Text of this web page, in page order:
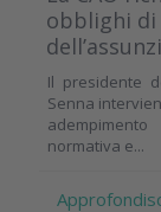
obblighi di
Il presidente
Senna
normativa e...